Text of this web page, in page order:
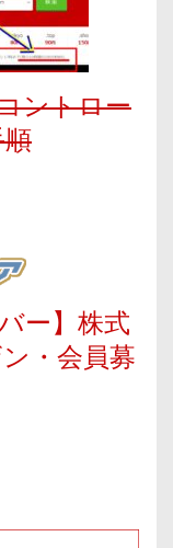
ントロー
ー】株式
・会員募